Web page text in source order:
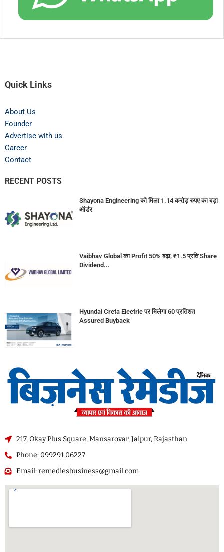
Quick Links
About Us
Founder
Advertise with us
Career
Contact
RECENT POSTS
Shayona Engineering को मिला 1.14 करोड़ रुपए का बड़ा
ऑर्डर
Vaibhav Global का Profit 50% बढ़ा, ₹1.5 प्रति Share
Dividend...
Hyundai Creta Electric पर मिलेगा 60 प्रतिशत
Assured Buyback
217, Okay Plus Square, Mansarovar, Jaipur, Rajasthan
Phone: 099291 06227
Email: remediesbusiness@gmail.com